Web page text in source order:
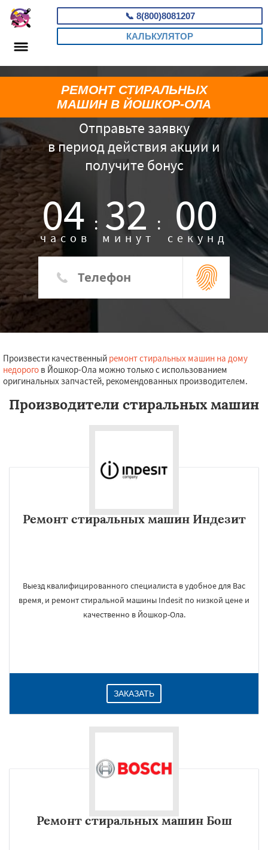
📞 8(800)8081207
КАЛЬКУЛЯТОР
Отправьте заявку
в период действия акции и
получите бонус
04 :
часов 31 :
минут 59
секунд
РЕМОНТ СТИРАЛЬНЫХ
МАШИН В ЙОШКОР-ОЛА
Произвести качественный ремонт стиральных машин на дому
недорого в Йошкор-Ола можно только с использованием
оригинальных запчастей, рекомендованных производителем.
Производители стиральных машин
Ремонт стиральных машин Индезит
Выезд квалифицированного специалиста в удобное для Вас
время, и ремонт стиральной машины Indesit по низкой цене и
качественно в Йошкор-Ола.
ЗАКАЗАТЬ
Ремонт стиральных машин Бош